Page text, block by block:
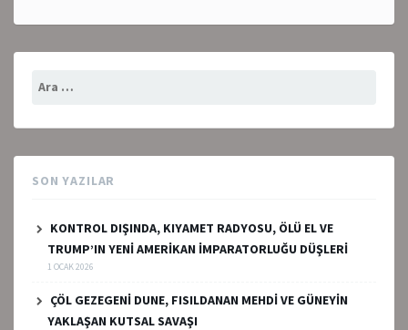
Arama:
SON YAZILAR
KONTROL DIŞINDA, KIYAMET RADYOSU, ÖLÜ EL VE
TRUMP’IN YENİ AMERİKAN İMPARATORLUĞU DÜŞLERİ
1 OCAK 2026
ÇÖL GEZEGENİ DUNE, FISILDANAN MEHDİ VE GÜNEYİN
YAKLAŞAN KUTSAL SAVAŞI